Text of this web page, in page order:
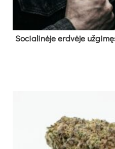
So­cia­li­nė­je erd­vė­je